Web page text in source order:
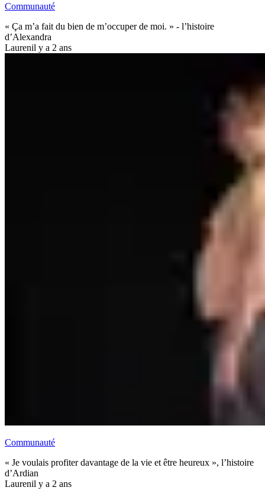
Communauté
« Ça m’a fait du bien de m’occuper de moi. » - l’histoire
d’Alexandra
Laurenil y a 2 ans
Communauté
« Je voulais profiter davantage de la vie et être heureux », l’histoire
d’Ardian
Laurenil y a 2 ans